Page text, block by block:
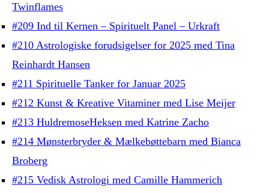
Twinflames
#209 Ind til Kernen – Spirituelt Panel – Urkraft
#210 Astrologiske forudsigelser for 2025 med Tina
Reinhardt Hansen
#211 Spirituelle Tanker for Januar 2025
#212 Kunst & Kreative Vitaminer med Lise Meijer
#213 HuldremoseHeksen med Katrine Zacho
#214 Mønsterbryder & Mælkebøttebarn med Bianca
Broberg
#215 Vedisk Astrologi med Camille Hammerich